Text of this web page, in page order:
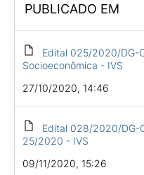
PUBLICADO EM
Edital 025/2020/DG-
Socioeconômica - IVS
27/10/2020, 14:46
Edital 028/2020/DG-
25/2020 - IVS
09/11/2020, 15:26